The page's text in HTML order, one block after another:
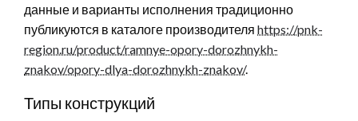
данные и варианты исполнения традиционно
публикуются в каталоге производителя https://pnk-
region.ru/product/ramnye-opory-dorozhnykh-
znakov/opory-dlya-dorozhnykh-znakov/.
Типы конструкций